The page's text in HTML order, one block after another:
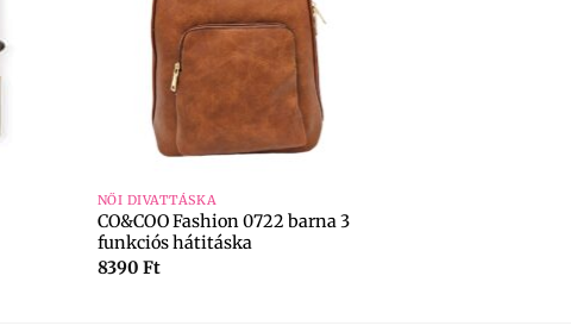
NŐI DIVATTÁSKA
CO&COO Fashion 0722 barna 3
funkciós hátitáska
8390 Ft